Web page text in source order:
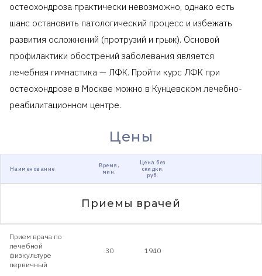
остеохондроза практически невозможно, однако есть
шанс остановить патологический процесс и избежать
развития осложнений (протрузий и грыж). Основой
профилактики обострений заболевания является
лечебная гимнастика — ЛФК. Пройти курс ЛФК при
остеохондрозе в Москве можно в Кунцевском лечебно-
реабилитационном центре.
Цены
Наименование
Время,
мин.
Цена без
скидки,
руб.
Приемы врачей
Прием врача по
лечебной
физкультуре
первичный
30 1940